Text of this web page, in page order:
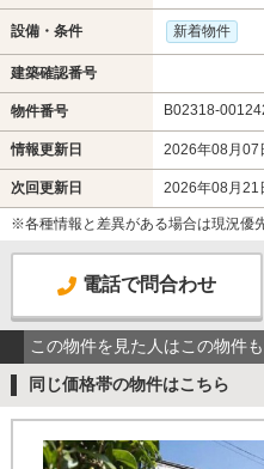
設備・条件 新着物件
建築確認番号
物件番号 B02318-
情報更新日 2026年08月07
次回更新日 2026年08月21
※各種情報と差異がある場合は現況優
電話で問合わせ
この物件を見た人はこの物件
同じ価格帯の物件はこちら